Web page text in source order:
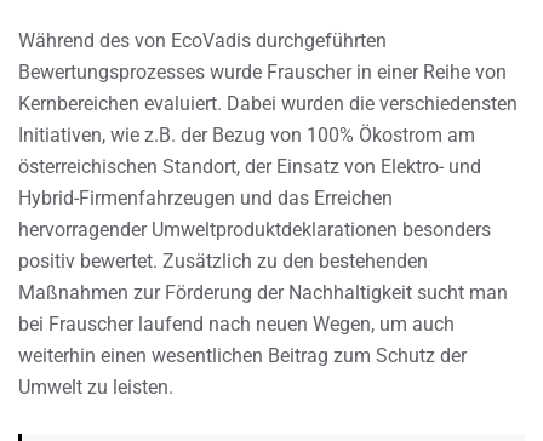
Während des von EcoVadis durchgeführten
Bewertungsprozesses wurde Frauscher in einer Reihe von
Kernbereichen evaluiert. Dabei wurden die verschiedensten
Initiativen, wie z.B. der Bezug von 100% Ökostrom am
österreichischen Standort, der Einsatz von Elektro- und
Hybrid-Firmenfahrzeugen und das Erreichen
hervorragender Umweltproduktdeklarationen besonders
positiv bewertet. Zusätzlich zu den bestehenden
Maßnahmen zur Förderung der Nachhaltigkeit sucht man
bei Frauscher laufend nach neuen Wegen, um auch
weiterhin einen wesentlichen Beitrag zum Schutz der
Umwelt zu leisten.